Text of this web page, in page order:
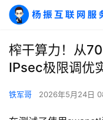
榨干算力！从
IPsec极限调优
铁军哥 2026年5月24日